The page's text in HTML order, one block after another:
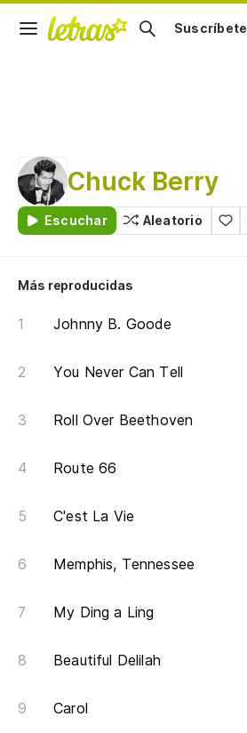
Suscríbete
Chuck Berry
Escuchar Aleatorio
Más reproducidas
Johnny B. Goode
You Never Can Tell
Roll Over Beethoven
Route 66
C'est La Vie
Memphis, Tennessee
My Ding a Ling
Beautiful Delilah
Carol